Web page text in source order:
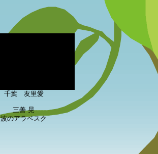
千葉 友里愛
三善 晃
波のアラベスク